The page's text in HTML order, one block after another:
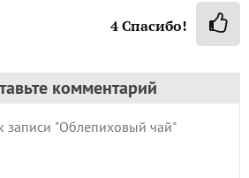
4Спасибо!
комментарий